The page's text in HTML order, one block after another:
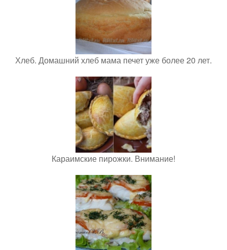
Хлеб. Домашний хлеб мама печет уже более 20 лет.
Караимские пирожки. Внимание!